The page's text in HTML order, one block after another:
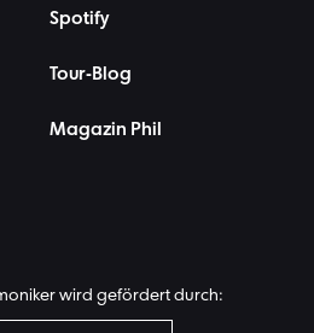
Spotify
Tour-Blog
Magazin Phil
wird gefördert durch: